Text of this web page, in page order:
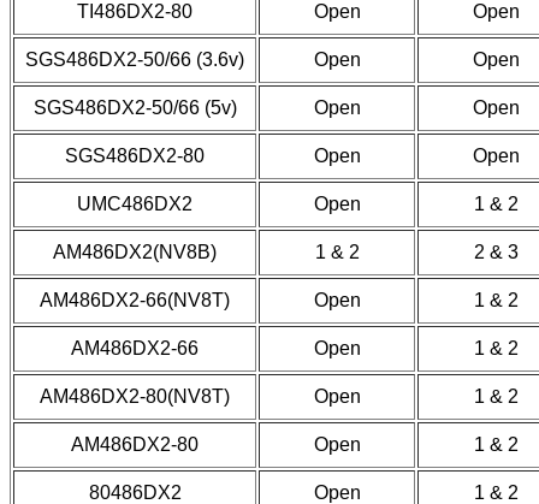
TI486DX2-80 Open Open
SGS486DX2-50/66 (3.6v) Open Open
SGS486DX2-50/66 (5v) Open Open
SGS486DX2-80 Open Open
UMC486DX2 Open 1 & 2
AM486DX2(NV8B) 1 & 2 2 & 3
AM486DX2-66(NV8T) Open 1 & 2
AM486DX2-66 Open 1 & 2
AM486DX2-80(NV8T) Open 1 & 2
AM486DX2-80 Open 1 & 2
80486DX2 Open 1 & 2